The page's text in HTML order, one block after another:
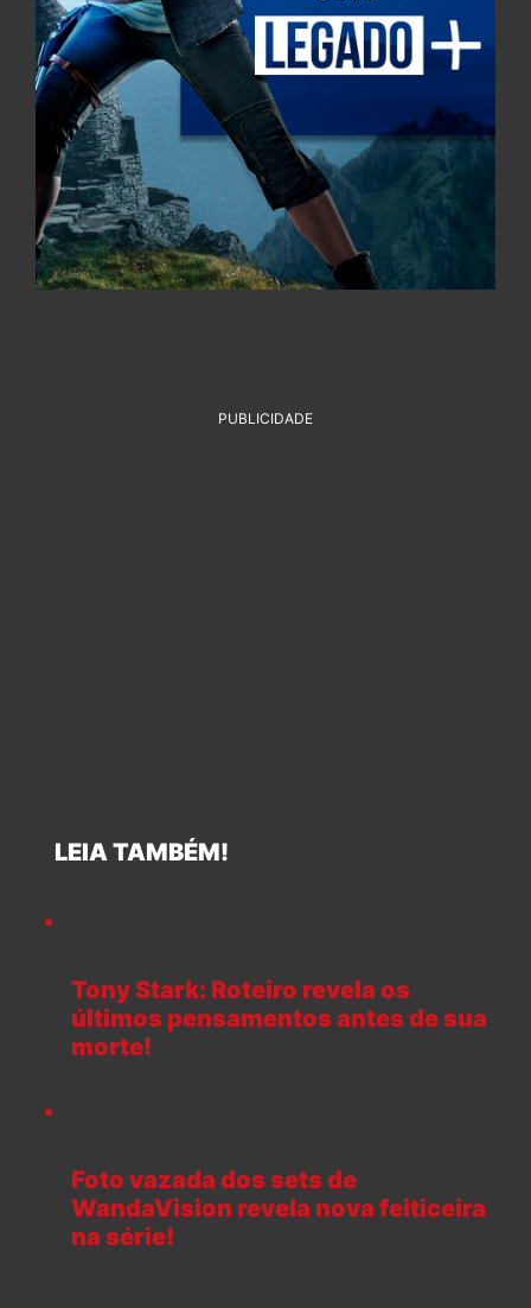
PUBLICIDADE
LEIA TAMBÉM!
Tony Stark: Roteiro revela os
últimos pensamentos antes de sua
morte!
Foto vazada dos sets de
WandaVision revela nova feiticeira
na série!